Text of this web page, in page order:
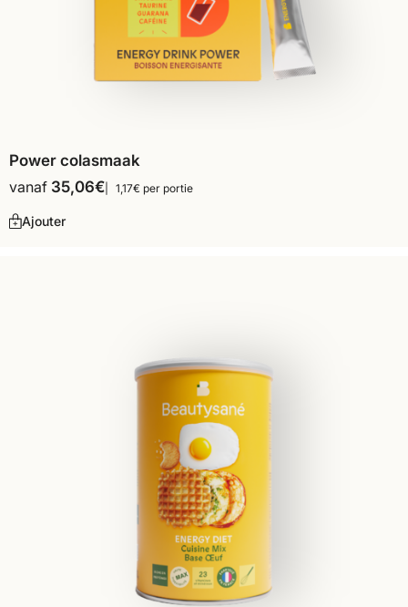
Power colasmaak
vanaf 35,06€ 1,17€ per portie
Ajouter